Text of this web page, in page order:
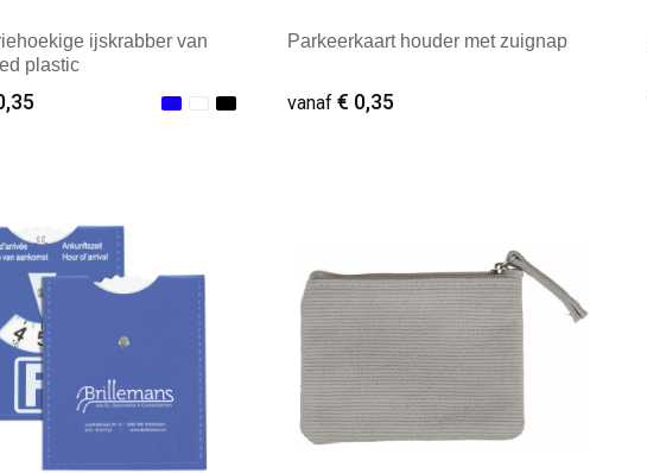
ijskrabber van
plastic
afname: 1
Parkeerkaart houder met zuignap
vanaf€ 0,35